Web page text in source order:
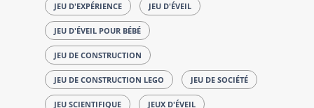
JEU D'EXPÉRIENCE JEU D'ÉVEIL
JEU D'ÉVEIL POUR BÉBÉ
JEU DE CONSTRUCTION
JEU DE CONSTRUCTION LEGO JEU DE SOCIÉTÉ
JEU SCIENTIFIQUE JEUX D'ÉVEIL